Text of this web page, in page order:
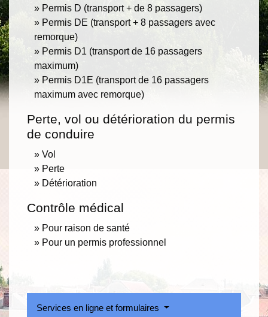
Permis D (transport + de 8 passagers)
Permis DE (transport + 8 passagers avec
remorque)
Permis D1 (transport de 16 passagers
maximum)
Permis D1E (transport de 16 passagers
maximum avec remorque)
Perte, vol ou détérioration du permis
de conduire
Vol
Perte
Détérioration
Contrôle médical
Pour raison de santé
Pour un permis professionnel
Services en ligne et formulaires